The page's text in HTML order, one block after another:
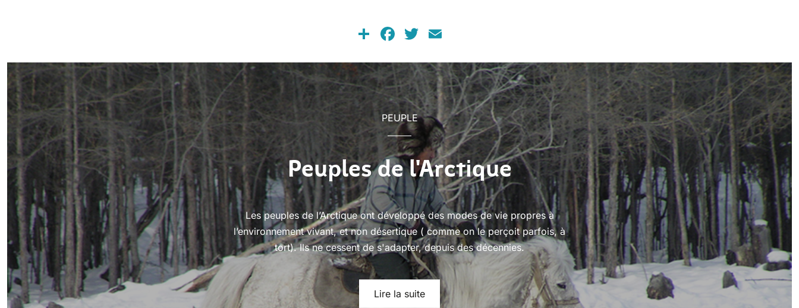
ShareFacebook
Twitter
PEUPLE
Peuples de l'Arctique
Les peuples de l’Arctique ont développé des modes de vie propres à
l’environnement vivant, et non désertique ( comme on le perçoit parfois, à
tort). Ils ne cessent de s'adapter, depuis des décennies.
Lire la suite